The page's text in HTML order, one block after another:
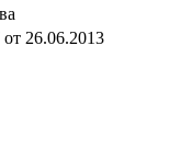
26.06.2013